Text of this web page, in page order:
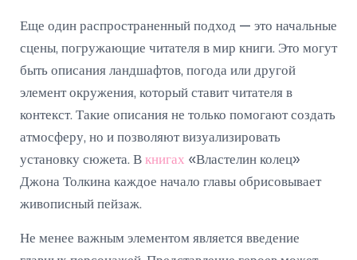
Еще один распространенный подход — это начальные
сцены, погружающие читателя в мир книги. Это могут
быть описания ландшафтов, погода или другой
элемент окружения, который ставит читателя в
контекст. Такие описания не только помогают создать
атмосферу, но и позволяют визуализировать
установку сюжета. В книгах «Властелин колец»
Джона Толкина каждое начало главы обрисовывает
живописный пейзаж.
Не менее важным элементом является введение